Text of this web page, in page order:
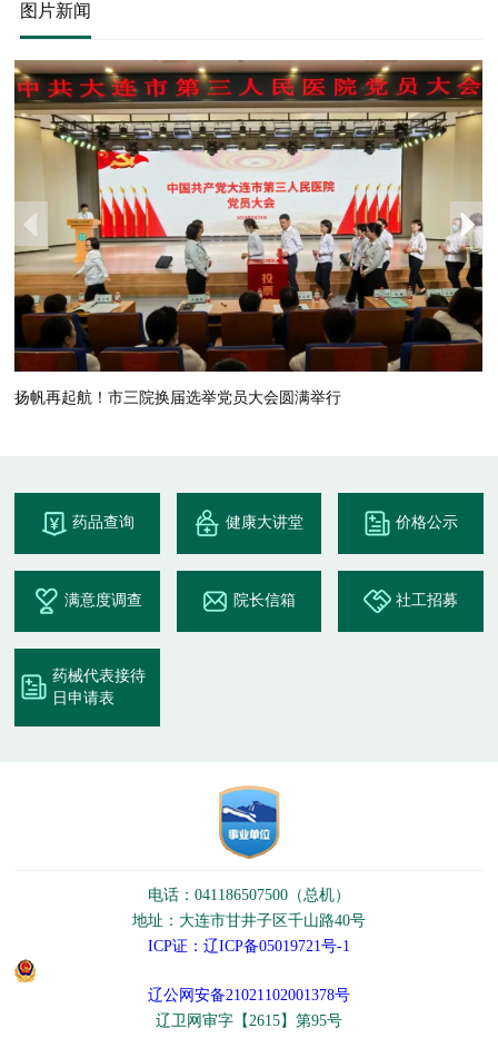
图片新闻
扬帆再起航！市三院换届选举党员大会圆满举行
药品查询 健康大讲堂 价格公示
满意度调查 院长信箱 社工招募
药械代表接待
日申请表
电话：041186507500（总机）
地址：大连市甘井子区千山路40号
ICP证：辽ICP备05019721号-1
辽公网安备21021102001378号
辽卫网审字【2615】第95号